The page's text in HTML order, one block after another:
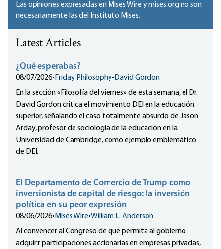
Las opiniones expresadas en Mises Wire y mises.org no son
necesariamente las del Instituto Mises.
Latest Articles
¿Qué esperabas?
08/07/2026• Friday Philosophy• David Gordon
En la sección «Filosofía del viernes» de esta semana, el Dr.
David Gordon critica el movimiento DEI en la educación
superior, señalando el caso totalmente absurdo de Jason
Arday, profesor de sociología de la educación en la
Universidad de Cambridge, como ejemplo emblemático
de DEI.
El Departamento de Comercio de Trump como
inversionista de capital de riesgo: la inversión
política en su peor expresión
08/06/2026• Mises Wire•William L. Anderson
Al convencer al Congreso de que permita al gobierno
adquirir participaciones accionarias en empresas privadas,